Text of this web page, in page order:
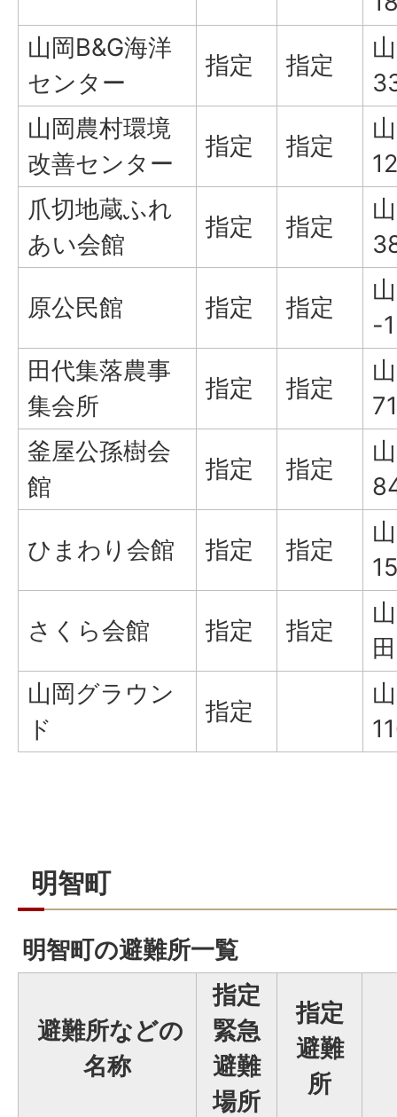
山岡B&G海洋
センター
指定 指定
山岡農村環境
改善センター
指定 指定
爪切地蔵ふれ
あい会館
指定 指定
原公民館 指定 指定
-1
田代集落農事
集会所
指定 指定
釜屋公孫樹会
館
指定 指定
ひまわり会館 指定 指定
さくら会館 指定 指定
山岡グラウン
ド
指定
明智町
明智町の避難所一覧
避難所などの
名称
指定
緊急
避難
場所
指定
避難
所